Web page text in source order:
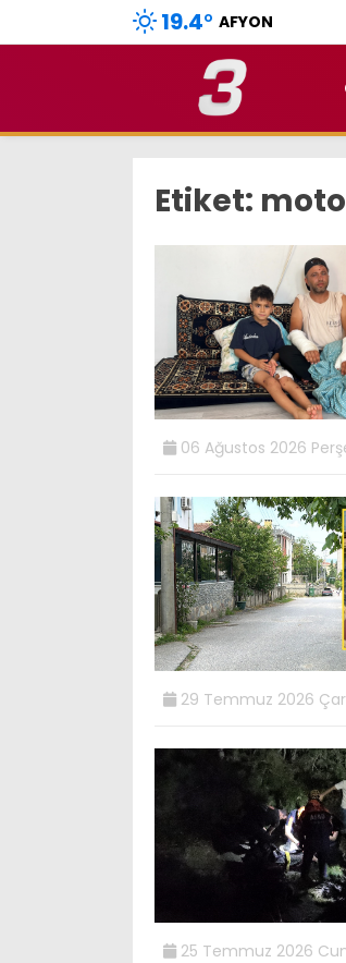
19.4° AFYON
Etiket:
06 Ağustos 2026
29 Temmuz 2026
25 Temmuz 2026